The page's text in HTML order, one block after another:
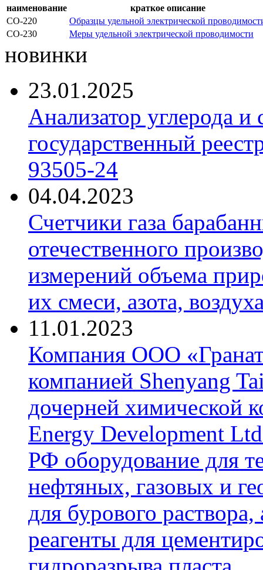
наименование
краткое описание
СО-220
Образцы удельной электрической
СО-230
Меры удельной электрической проводимости
новинки
23.01.2025
Анализатор углерода
государственный
93505-24
04.04.2023
Счетчики газа
отечественного
измерений объема
их смеси, азота,
11.01.2023
Компания ООО
компанией Shenyang
дочерней химической
Energy Development
РФ оборудование для
нефтяных, газовых и
для бурового
реагенты для